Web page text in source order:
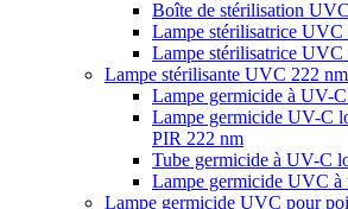
Boîte de stérilisation UVC
Lampe stérilisatrice
Lampe stérilisatrice UVC
Lampe stérilisante UVC 222 nm
Lampe germicide à UV-
Lampe germicide UV-C
PIR 222 nm
Tube germicide à UV-C
Lampe germicide UVC à
Lampe germicide UVC pour